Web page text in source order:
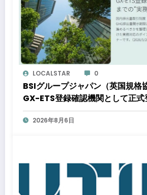
LOCALSTAR 0
BSIグループジャパン（英国規格
GX-ETS登録確認機関として正
フェーズ開始で制度対応が義務
応はどう変わるのか？ 法的拘束
2026年8月6日